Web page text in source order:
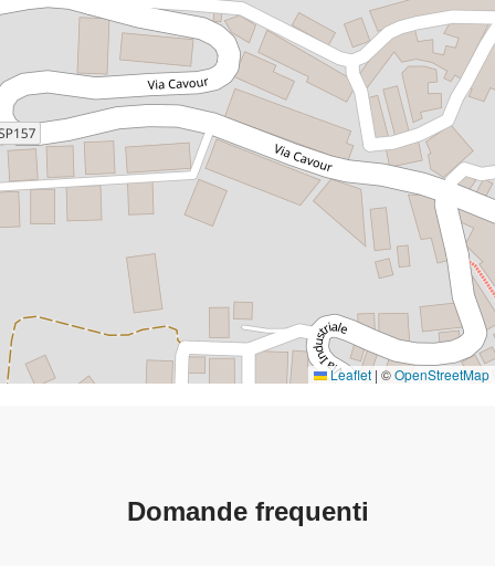
Leaflet | ©OpenStreetMap
Domande frequenti